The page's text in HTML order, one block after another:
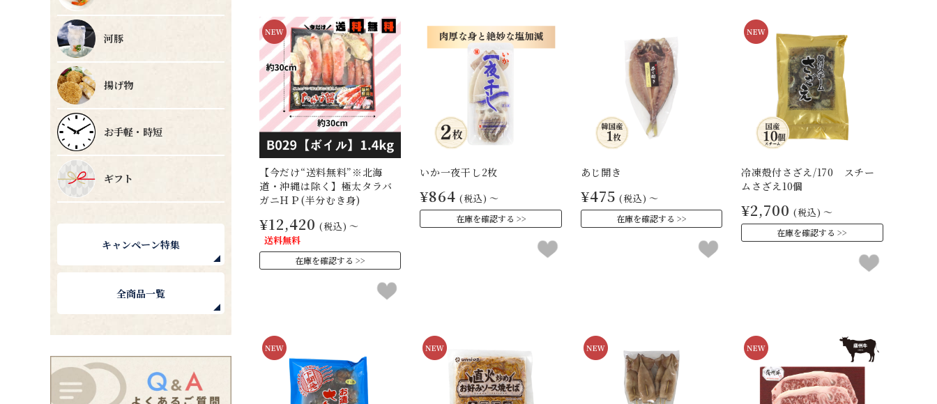
【今だけ“送料無料”※北海
道・沖縄は除く】極太タラバ
ガニＨＰ(半分むき身)
¥12,420 (税込) ～
送料無料
在庫を確認する
いか一夜干し2枚
¥864 (税込) ～
在庫を確認する
あじ開き
¥475 (税込) ～
在庫を確認する
冷凍殻付さざえ/170 スチー
ムさざえ10個
¥2,700 (税込) ～
在庫を確認する
河豚
揚げ物
お手軽・時短
ギフト
キャンペーン特集
全商品一覧